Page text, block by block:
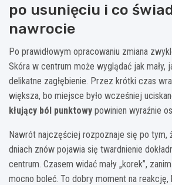
po usunięciu i co
nawrocie
Po prawidłowym opracowaniu zmiana
Skóra w centrum może wyglądać jak mały,
delikatne zagłębienie. Przez krótki czas
większa, bo miejsce było wcześniej
kłujący ból punktowy powinien wyraźnie
Nawrót najczęściej rozpoznaje się po tym,
dniach znów pojawia się twardnienie
centrum. Czasem widać mały „korek”,
mocno boleć. To dobry moment na